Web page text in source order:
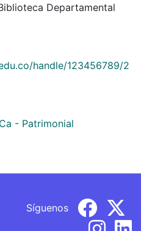
Departamental
handle/123456789/2
- Patrimonial
Síguenos